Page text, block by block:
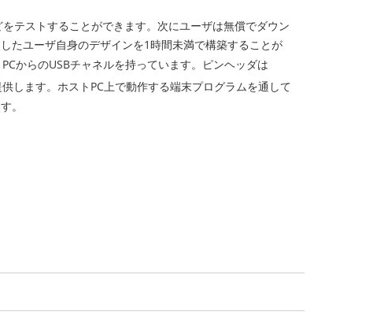
テストすることができます。次にユーザは無償でダウン
たユーザ自身のデザインを1時間未満で構築することが
からのUSBチャネルを持っています。ピンヘッダは
します。ホストPC上で動作する端末プログラムを通して
。